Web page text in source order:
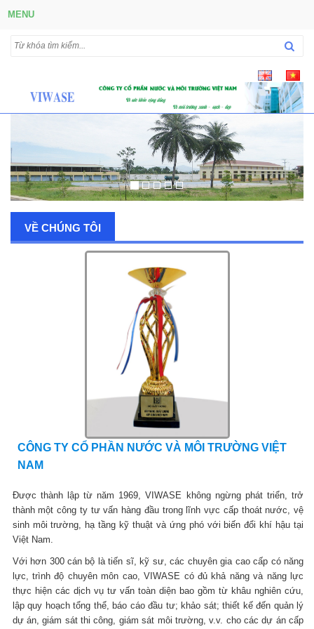
MENU
VỀ CHÚNG TÔI
CÔNG TY CỔ PHẦN NƯỚC VÀ MÔI TRƯỜNG VIỆT
NAM
Được thành lập từ năm 1969, VIWASE không ngừng phát triển, trở
thành một công ty tư vấn hàng đầu trong lĩnh vực cấp thoát nước, vệ
sinh môi trường, hạ tầng kỹ thuật và ứng phó với biến đổi khí hậu tại
Việt Nam.
Với hơn 300 cán bộ là tiến sĩ, kỹ sư, các chuyên gia cao cấp có năng
lực, trình độ chuyên môn cao, VIWASE có đủ khả năng và năng lực
thực hiện các dịch vụ tư vấn toàn diện bao gồm từ khâu nghiên cứu,
lập quy hoạch tổng thể, báo cáo đầu tư; khảo sát; thiết kế đến quản lý
dự án, giám sát thi công, giám sát môi trường, v.v. cho các dự án cấp